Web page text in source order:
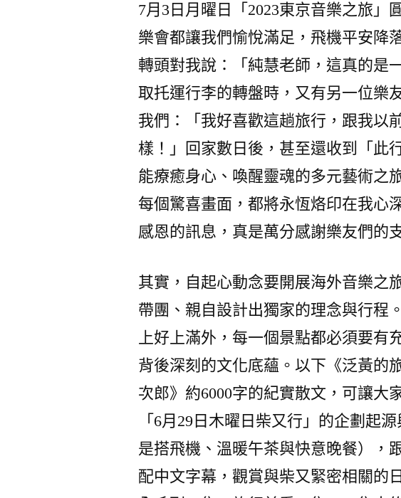
7月3日月曜日「2023東京音樂之旅」
樂會都讓我們愉悅滿足，飛機平安降
轉頭對我說：「純慧老師，這真的是
取托運行李的轉盤時，又有另一位樂
我們：「我好喜歡這趟旅行，跟我以
樣！」回家數日後，甚至還收到「此
能療癒身心、喚醒靈魂的多元藝術之
每個驚喜畫面，都將永恆烙印在我心
感恩的訊息，真是萬分感謝樂友們的
其實，自起心動念要開展海外音樂之
帶團、親自設計出獨家的理念與行程
上好上滿外，每一個景點都必須要有
背後深刻的文化底蘊。以下《泛黃的
次郎》約6000字的紀實散文，可讓大
「6月29日木曜日柴又行」的企劃起
是搭飛機、溫暖午茶與快意晚餐），
配中文字幕，觀賞與柴又緊密相關的